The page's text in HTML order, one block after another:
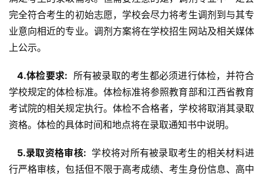
完全符合考生的初始志愿，学校会尽力将考生调剂到与其专
业意向相近的专业。调剂方案将在学校招生网站及相关媒体
上公示。
  4.体检要求:
所有被录取的考生都必须进行体检，并符合
学校规定的体检标准。体检标准将参照教育部和江西省教育
考试院的相关规定执行。体检不合格者，学校将取消其录取
资格。体检的具体时间和地点将在录取通知书中说明。
  5.录取资格审核:
学校将对所有被录取考生的相关材料进
行严格审核，包括但不限于高考成绩、考生身份信息、高中